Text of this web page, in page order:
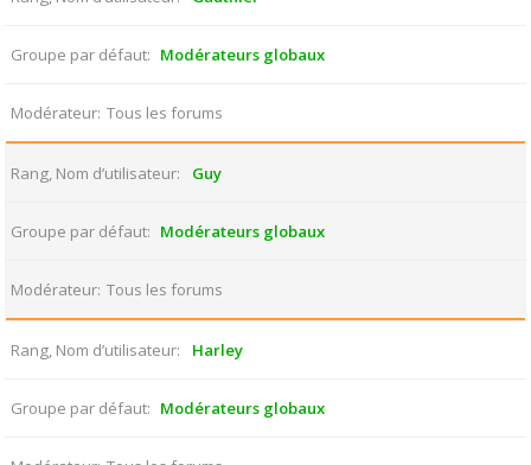
Groupe par défaut Modérateurs globaux
Modérateur Tous les forums
Rang, Nom d’utilisateur Guy
Groupe par défaut Modérateurs globaux
Modérateur Tous les forums
Rang, Nom d’utilisateur Harley
Groupe par défaut Modérateurs globaux